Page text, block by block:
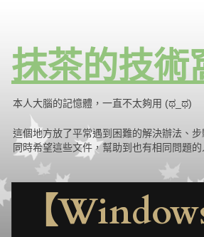
抹茶的技術
本人大腦的記憶體，一直不太夠用 (ಥ_ಥ)
這個地方放了平常遇到困難的解決辦法、步
同時希望這些文件，幫助到也有相同問題的
【